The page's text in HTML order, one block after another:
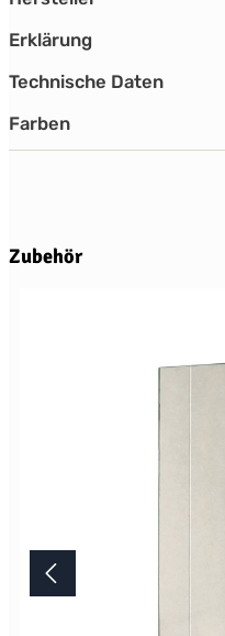
Erklärung
Technische Daten
Farben
Produktgalerie überspringen
Zubehör